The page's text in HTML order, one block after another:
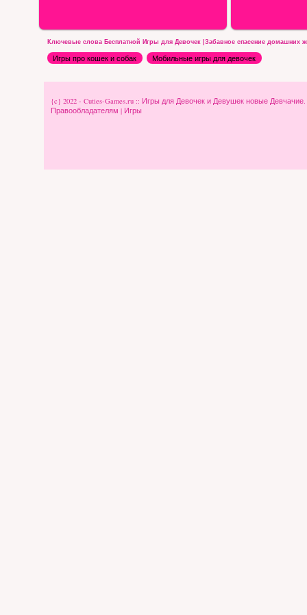
Ключевые слова Бесплатной Игры для Девочек |Забавное спасение домашних
Игры про кошек и собак Мобильные игры для девочек
{c} 2022 - Cuties-Games.ru :: Игры для Девочек и Девушек новые
Правообладателям | Игры